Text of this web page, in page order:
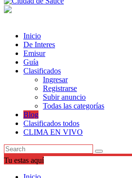
Inicio
De Interes
Emisur
Guía
Clasificados
Ingresar
Registrarse
Subir anuncio
Todas las categorías
Blog
Clasificados todos
CLIMA EN VIVO
Tu estas aquí